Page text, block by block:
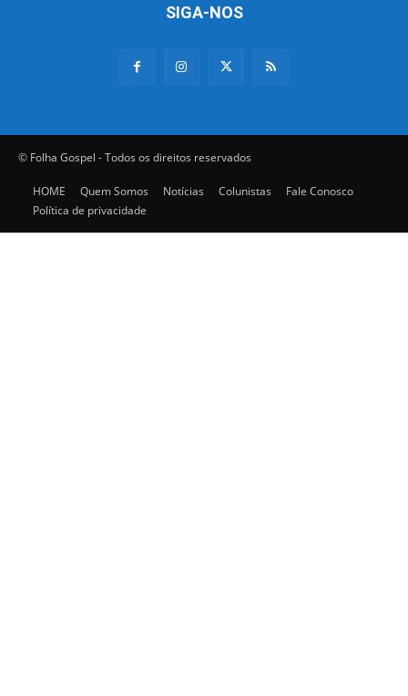
SIGA-NOS
© Folha Gospel - Todos os direitos reservados
HOME Quem Somos Notícias Colunistas
Fale Conosco
Política de privacidade